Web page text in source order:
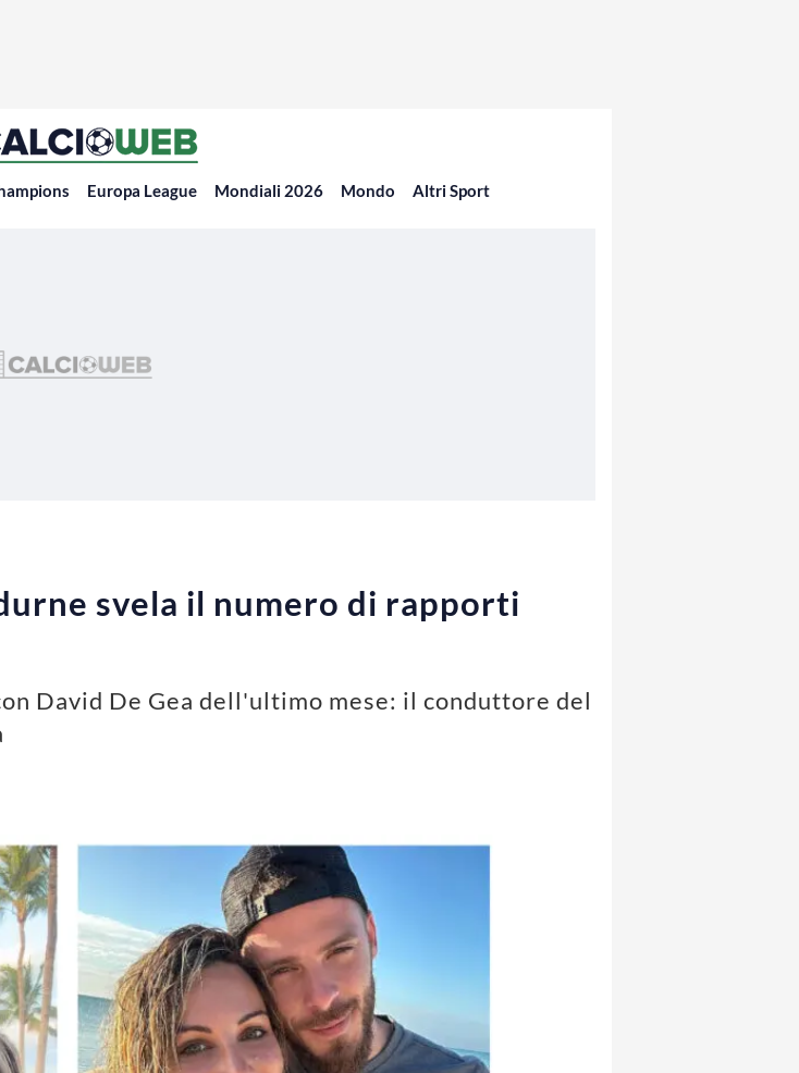
Europa League Mondiali 2026 Mondo Altri Sport
svela il numero di rapporti
David De Gea dell'ultimo mese: il conduttore del